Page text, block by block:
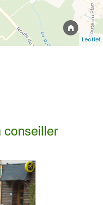
Leaflet
conseiller